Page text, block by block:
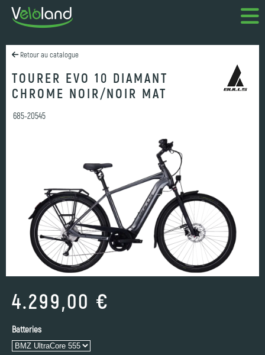
Retour au catalogue
TOURER EVO 10 DIAMANT
CHROME NOIR/NOIR MAT
685-20545
4.299,00 €
Batteries